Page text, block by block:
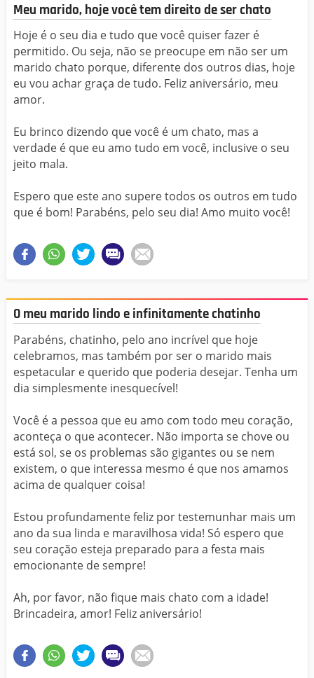
Meu marido, hoje você tem direito de ser chato
Hoje é o seu dia e tudo que você quiser fazer é
permitido. Ou seja, não se preocupe em não ser um
marido chato porque, diferente dos outros dias, hoje
eu vou achar graça de tudo. Feliz aniversário, meu
amor.
Eu brinco dizendo que você é um chato, mas a
verdade é que eu amo tudo em você, inclusive o seu
jeito mala.
Espero que este ano supere todos os outros em tudo
que é bom! Parabéns, pelo seu dia! Amo muito você!
O meu marido lindo e infinitamente chatinho
Parabéns, chatinho, pelo ano incrível que hoje
celebramos, mas também por ser o marido mais
espetacular e querido que poderia desejar. Tenha um
dia simplesmente inesquecível!
Você é a pessoa que eu amo com todo meu coração,
aconteça o que acontecer. Não importa se chove ou
está sol, se os problemas são gigantes ou se nem
existem, o que interessa mesmo é que nos amamos
acima de qualquer coisa!
Estou profundamente feliz por testemunhar mais um
ano da sua linda e maravilhosa vida! Só espero que
seu coração esteja preparado para a festa mais
emocionante de sempre!
Ah, por favor, não fique mais chato com a idade!
Brincadeira, amor! Feliz aniversário!